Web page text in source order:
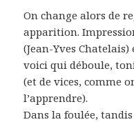
On change alors de
apparition.
(Jean-Yves
voici qui déboule,
(et de vices, comme
l’apprendre).
Dans la foulée,